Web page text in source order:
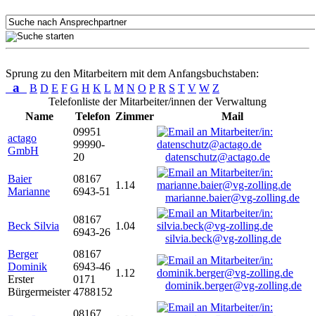
Sprung zu den Mitarbeitern mit dem Anfangsbuchstaben:
a B D E F G H K L M N O P R S T V W Z
Telefonliste der Mitarbeiter/innen der Verwaltung
Name
Telefon Zimmer
Mail
actago
GmbH
09951
99990-
20
datenschutz@actago.de
Baier
Marianne
08167
6943-51
1.14
marianne.baier@vg-zolling.de
Beck Silvia
08167
6943-26
1.04
silvia.beck@vg-zolling.de
Berger
Dominik
Erster
Bürgermeister
08167
6943-46
0171
4788152
1.12
dominik.berger@vg-zolling.de